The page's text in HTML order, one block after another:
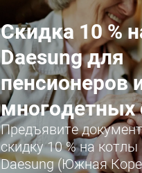
Скидка 10 %
Daesung для
пенсионеров
многодетных
Предъявите
скидку 10 % на
Daesung (Южная